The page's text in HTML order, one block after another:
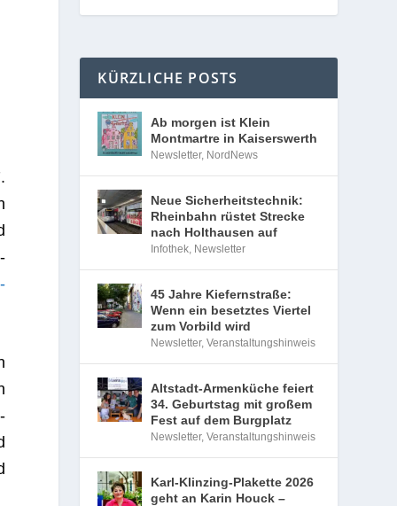
KÜRZLICHE POSTS
Ab morgen ist Klein
Montmartre in Kaiserswerth
Newsletter, NordNews
Neue Sicherheitstechnik:
Rheinbahn rüstet Strecke
nach Holthausen auf
Infothek, Newsletter
45 Jahre Kiefernstraße:
Wenn ein besetztes Viertel
zum Vorbild wird
Newsletter,Veranstaltungshinweis
Altstadt-Armenküche feiert
34. Geburtstag mit großem
Fest auf dem Burgplatz
Newsletter,Veranstaltungshinweis
Karl-Klinzing-Plakette 2026
geht an Karin Houck –